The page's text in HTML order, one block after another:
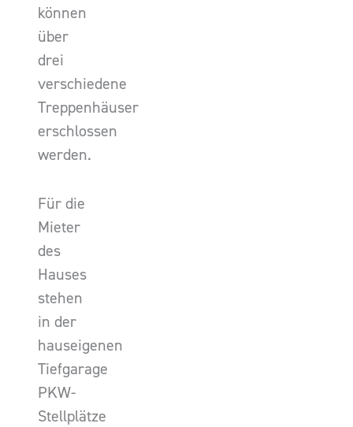
können
über
drei
verschiedene
Treppenhäuser
erschlossen
werden.
Für die
Mieter
des
Hauses
stehen
in der
hauseigenen
Tiefgarage
PKW-
Stellplätze